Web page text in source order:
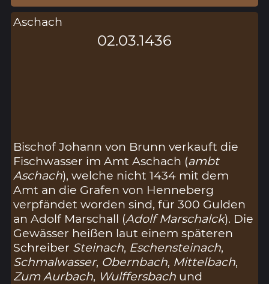
Aschach
02.03.1436
Bischof Johann von Brunn verkauft die
Fischwasser im Amt Aschach (ambt
Aschach), welche nicht 1434 mit dem
Amt an die Grafen von Henneberg
verpfändet worden sind, für 300 Gulden
an Adolf Marschall (Adolf Marschalck). Die
Gewässer heißen laut einem späteren
Schreiber Steinach, Eschensteinach,
Schmalwasser, Obernbach, Mittelbach,
Zum Aurbach, Wulffersbach und